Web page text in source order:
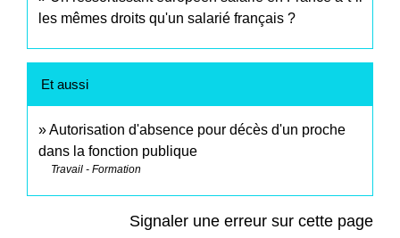
les mêmes droits qu'un salarié français ?
Et aussi
Autorisation d'absence pour décès d'un proche
dans la fonction publique
Travail - Formation
Signaler une erreur sur cette page